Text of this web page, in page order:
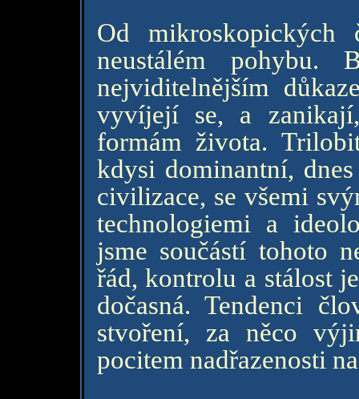
Od
neustálém pohybu.
nejviditelnějším
vyvíjejí se, a
formám života.
kdysi dominantní,
civilizace, se všemi
technologiemi a
jsme součástí tohoto
řád, kontrolu a stálost
dočasná. Tendenci
stvoření, za něco
pocitem nadřazenosti